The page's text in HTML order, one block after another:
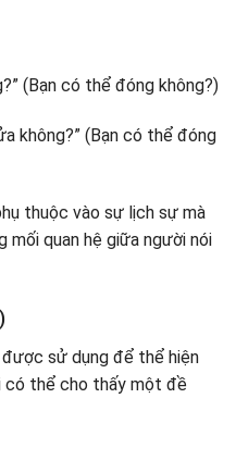
(Bạn có thể đóng không?)
không?” (Bạn có thể đóng
thuộc vào sự lịch sự mà
quan hệ giữa người nói
sử dụng để thể hiện
có thể cho thấy một đề